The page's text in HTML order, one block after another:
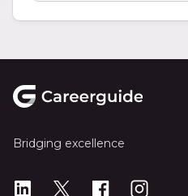
Bridging excellence
LinkedIn
X Instagram